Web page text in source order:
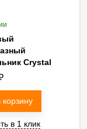
Crystal
0.31 021 BK
корзину
в 1 клик